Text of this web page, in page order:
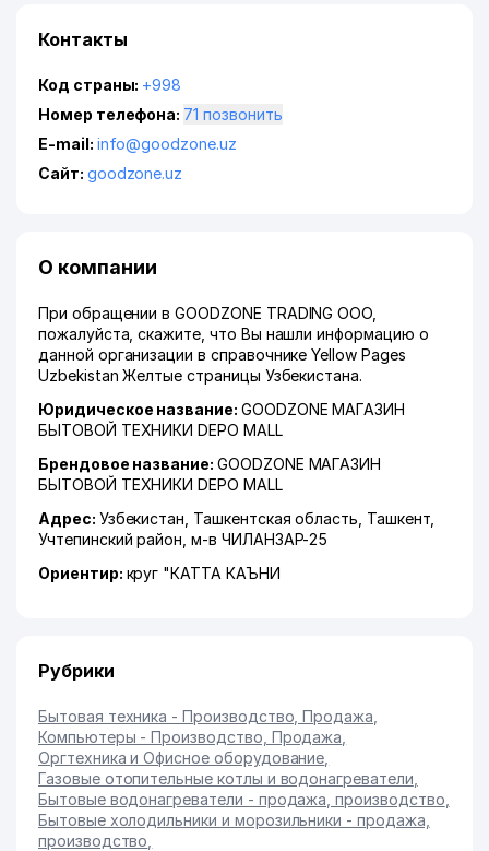
Контакты
Код страны: +998
Номер телефона:
71 позвонить
E-mail: info@goodzone.uz
Сайт: goodzone.uz
О компании
При обращении в GOODZONE TRADING ООО,
пожалуйста, скажите, что Вы нашли информацию о
данной организации в справочнике Yellow Pages
Uzbekistan Желтые страницы Узбекистана.
Юридическое название: GOODZONE МАГАЗИН
БЫТОВОЙ ТЕХНИКИ DEPO MALL
Брендовое название: GOODZONE МАГАЗИН
БЫТОВОЙ ТЕХНИКИ DEPO MALL
Адрес: Узбекистан, Ташкентская область Ташкент,
Учтепинский район ,м-в ЧИЛАНЗАР-25
Ориентир: круг "КАТТА КАЪНИ
Рубрики
Бытовая техника - Производство, Продажа
Компьютеры - Производство, Продажа
Оргтехника и Офисное оборудование
Газовые отопительные котлы и водонагреватели
Бытовые водонагреватели - продажа, производство
Бытовые холодильники и морозильники - продажа,
производство